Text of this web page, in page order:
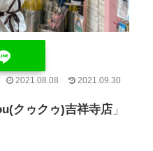
2021.08.08 2021.09.30
クゥクゥ)吉祥寺店」